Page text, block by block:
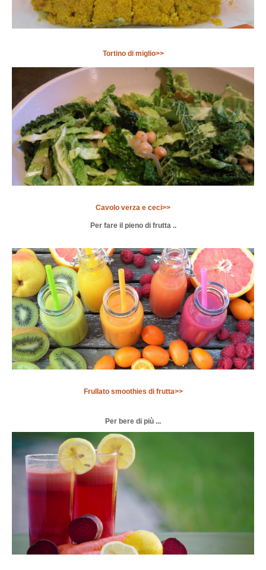
Tortino di miglio>>
Cavolo verza e ceci>>
Per fare il pieno di frutta ..
Frullato smoothies di frutta>>
Per bere di più ...